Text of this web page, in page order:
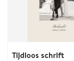
Tijdloos schrift